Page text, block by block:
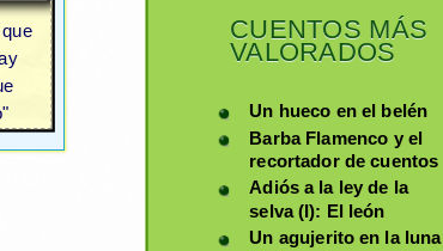
CUENTOS MÁS
VALORADOS
Un hueco en el belén
Barba Flamenco y el
recortador de cuentos
Adiós a la ley de la
selva (I): El león
Un agujerito en la luna